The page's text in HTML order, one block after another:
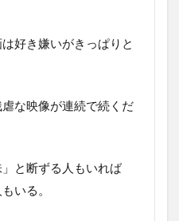
好き嫌いがきっぱりと
な映像が連続で続くだ
と断ずる人もいれば
いる。